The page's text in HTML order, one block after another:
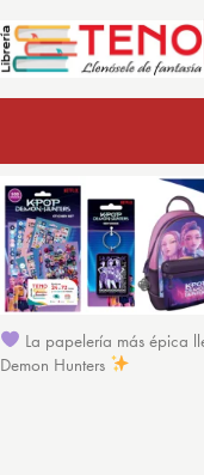
La papelería más épica
Demon Hunters